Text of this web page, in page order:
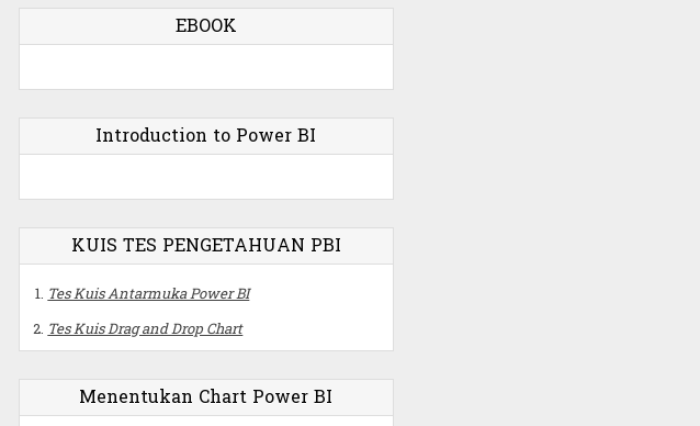
EBOOK
Introduction to Power BI
KUIS TES PENGETAHUAN PBI
Tes Kuis Antarmuka Power BI
Tes Kuis Drag and Drop Chart
Menentukan Chart Power BI